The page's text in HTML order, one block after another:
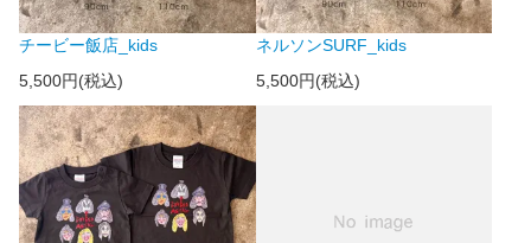
チービー飯店_kids
5,500円(税込)
ネルソンSURF_kids
5,500円(税込)